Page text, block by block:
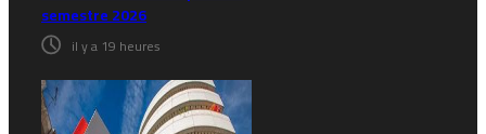
semestre 2026
il y a 19 heures